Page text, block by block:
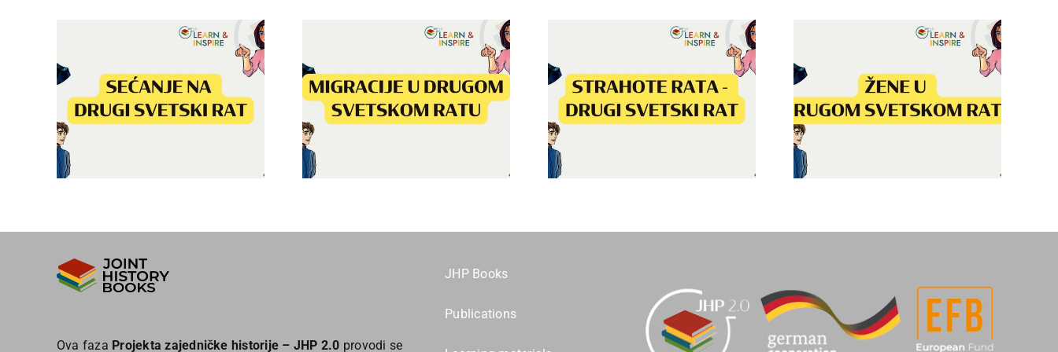
Migracije u Drugom
svetskom ratu(bs
Strahote rata –
Drugi svetski rat(bs
Žene u Drugom
svetskom ratu(bs
Sećanje na Drugi
svetski rat(bs
Ova faza Projekta zajedničke historije – JHP 2.0 provodi se
JHP Books
Publications